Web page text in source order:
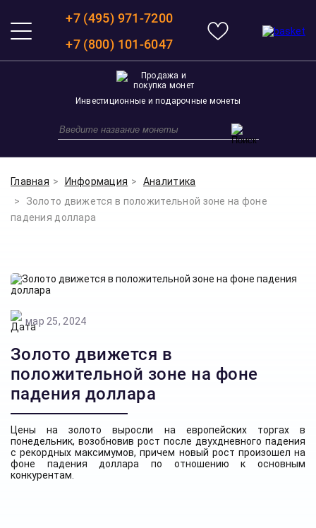
+7 (495) 971-7200
+7 (800) 101-6047
Инвестиционные и подарочные монеты
Главная Информация
Аналитика
Золото движется в положительной зоне на фоне
падения доллара
мар 25, 2024
Золото движется в
положительной зоне на фоне
падения доллара
Цены на золото выросли на европейских торгах в
понедельник, возобновив рост после двухдневного падения
с рекордных максимумов, причем новый рост произошел на
фоне падения доллара по отношению к основным
конкурентам.